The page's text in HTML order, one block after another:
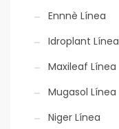
Ennnè Línea
Idroplant Línea
Maxileaf Línea
Mugasol Línea
Niger Línea